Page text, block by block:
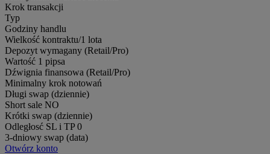
Krok transakcji
Typ
Godziny handlu
Wielkość kontraktu/1 lota
Depozyt wymagany (Retail/Pro)
Wartość 1 pipsa
Dźwignia finansowa (Retail/Pro)
Minimalny krok notowań
Długi swap (dziennie)
Short sale NO
Krótki swap (dziennie)
Odległosć SL i TP 0
3-dniowy swap (data)
Otwórz konto